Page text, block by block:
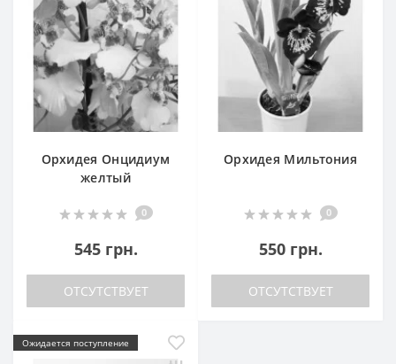
Орхидея Онцидиум
желтый
0
545 грн.
ОТСУТСТВУЕТ
Орхидея Мильтония
0
550 грн.
ОТСУТСТВУЕТ
Ожидается поступление